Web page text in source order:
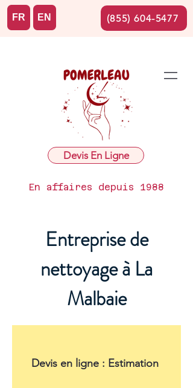
Devis En Ligne
En affaires depuis 1988
FR EN (855) 604-5477
Entreprise de
nettoyage à La
Malbaie
Devis en ligne : Estimation